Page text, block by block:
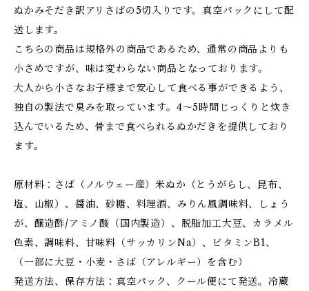
ぬかみそだき訳アリさばの5切入りです。真空パックにして配
送します。
こちらの商品は規格外の商品であるため、通常の商品よりも
小さめですが、味は変わらない商品となっております。
大人から小さなお子様まで安心して食べる事ができるよう、
独自の製法で臭みを取っています。4～5時間じっくりと炊き
込んでいるため、骨まで食べられるぬかだきを提供しており
ます。
原材料：さば（ノルウェー産）米ぬか（とうがらし、昆布、
塩、山椒）、醤油、砂糖、料理酒、みりん風調味料、しょう
が、醸造酢/アミノ酸（国内製造）、脱脂加工大豆、カラメル
色素、調味料、甘味料（サッカリンNa）、ビタミンB1、
（一部に大豆・小麦・さば（アレルギー）を含む）
発送方法、保存方法：真空パック、クール便にて発送。冷蔵